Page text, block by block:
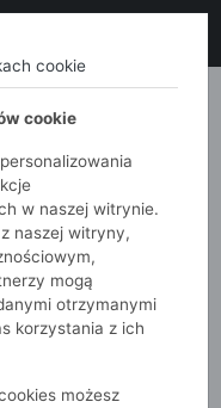
- 5.10.15.
cookie
cookie
w naszej witrynie.
naszej witryny,
mogą
otrzymanymi
korzystania z ich
możesz